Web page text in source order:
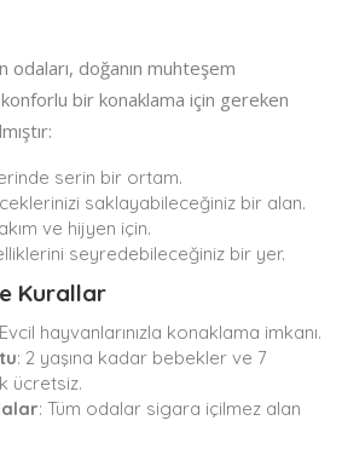
odaları, doğanın muhteşem
bir konaklama için gereken
serin bir ortam.
saklayabileceğiniz bir alan.
ve hijyen için.
seyredebileceğiniz bir yer.
Kurallar
hayvanlarınızla konaklama imkanı.
: 2 yaşına kadar bebekler ve 7
ücretsiz.
: Tüm odalar sigara içilmez alan